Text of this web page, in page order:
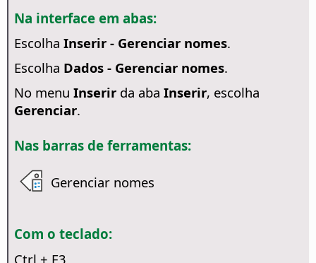
Na interface em abas:
Escolha Inserir - Gerenciar nomes.
Escolha Dados - Gerenciar nomes.
No menu Inserirda aba Inserir, escolha
Gerenciar.
Nas barras de ferramentas:
Gerenciar nomes
Com o teclado:
Ctrl + F3